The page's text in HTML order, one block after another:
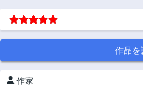
作品を
作家